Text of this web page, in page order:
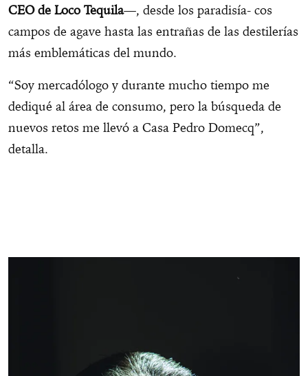
CEO de Loco Tequila—, desde los paradisía- cos
campos de agave hasta las entrañas de las destilerías
más emblemáticas del mundo.
“Soy mercadólogo y durante mucho tiempo me
dediqué al área de consumo, pero la búsqueda de
nuevos retos me llevó a Casa Pedro Domecq”,
detalla.